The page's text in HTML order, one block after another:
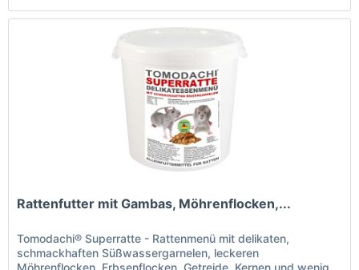
Rattenfutter mit Gambas, Möhrenflocken,...
Tomodachi® Superratte - Rattenmenü mit delikaten,
schmackhaften Süßwassergarnelen, leckeren
Möhrenflocken, Erbsenflocken, Getreide, Kernen und wenig